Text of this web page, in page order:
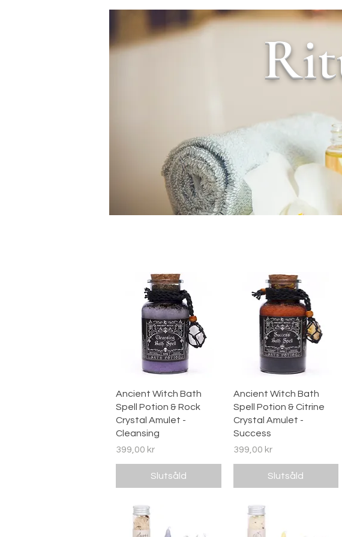
Snabbvisning
Ancient Witch Bath
Spell Potion & Rock
Crystal Amulet -
Cleansing
Pris
399,00 kr
Slutsåld
Snabbvisning
Ancient Witch Bath
Spell Potion & Citrine
Crystal Amulet -
Success
Pris
399,00 kr
Slutsåld